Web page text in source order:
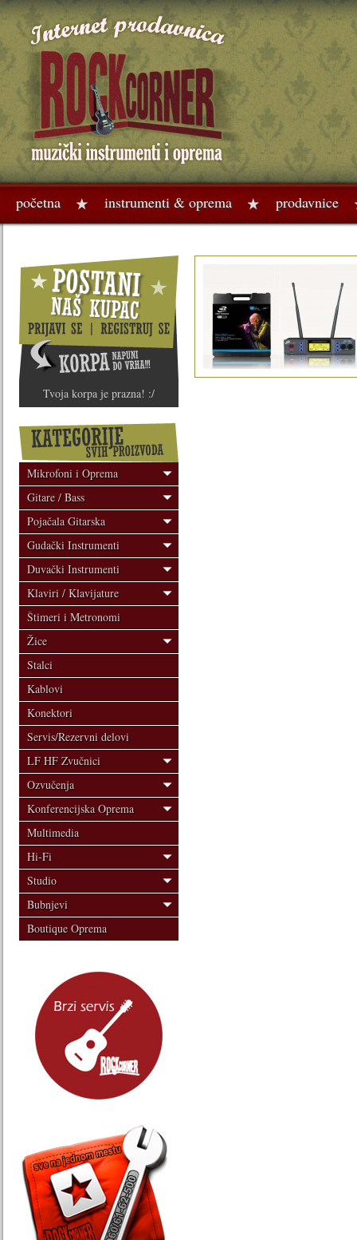
početna instrumenti & oprema prodavnice
Tvoja korpa je prazna! :/
Mikrofoni i Oprema
Gitare / Bass
Pojačala Gitarska
Gudački Instrumenti
Duvački Instrumenti
Klaviri / Klavijature
Štimeri i Metronomi
Žice
Stalci
Kablovi
Konektori
Servis/Rezervni delovi
LF HF Zvučnici
Ozvučenja
Konferencijska Oprema
Multimedia
Hi-Fi
Studio
Bubnjevi
Boutique Oprema